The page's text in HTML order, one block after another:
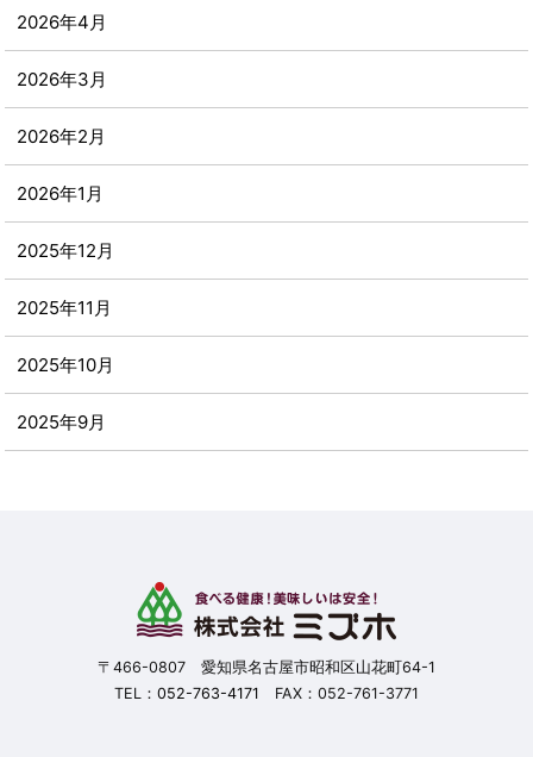
2026年4月
2026年3月
2026年2月
2026年1月
2025年12月
2025年11月
2025年10月
2025年9月
〒466-0807 愛知県名古屋市昭和区山花町64-1
TEL： 052-763-4171 FAX：052-761-3771